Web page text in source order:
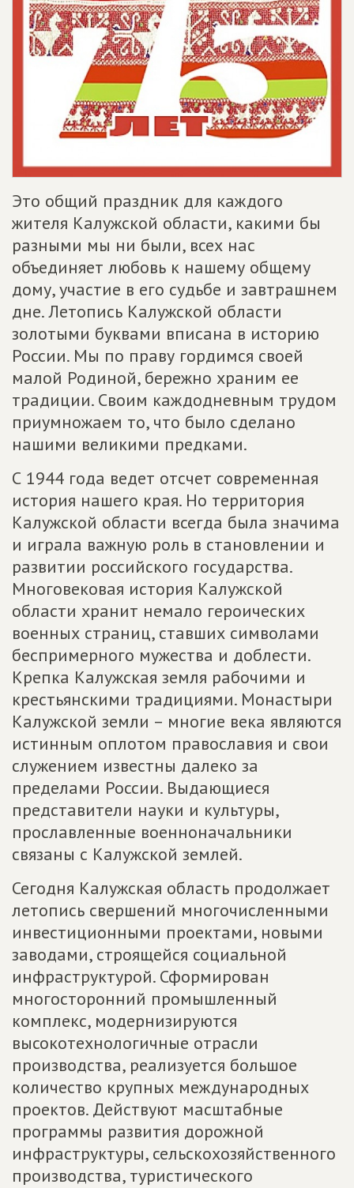
Это общий праздник для каждого
жителя Калужской области, какими бы
разными мы ни были, всех нас
объединяет любовь к нашему общему
дому, участие в его судьбе и завтрашнем
дне. Летопись Калужской области
золотыми буквами вписана в историю
России. Мы по праву гордимся своей
малой Родиной, бережно храним ее
традиции. Своим каждодневным трудом
приумножаем то, что было сделано
нашими великими предками.
С 1944 года ведет отсчет современная
история нашего края. Но территория
Калужской области всегда была значима
и играла важную роль в становлении и
развитии российского государства.
Многовековая история Калужской
области хранит немало героических
военных страниц, ставших символами
беспримерного мужества и доблести.
Крепка Калужская земля рабочими и
крестьянскими традициями. Монастыри
Калужской земли – многие века являются
истинным оплотом православия и свои
служением известны далеко за
пределами России. Выдающиеся
представители науки и культуры,
прославленные военноначальники
связаны с Калужской землей.
Сегодня Калужская область продолжает
летопись свершений многочисленными
инвестиционными проектами, новыми
заводами, строящейся социальной
инфраструктурой. Сформирован
многосторонний промышленный
комплекс, модернизируются
высокотехнологичные отрасли
производства, реализуется большое
количество крупных международных
проектов. Действуют масштабные
программы развития дорожной
инфраструктуры, сельскохозяйственного
производства, туристического